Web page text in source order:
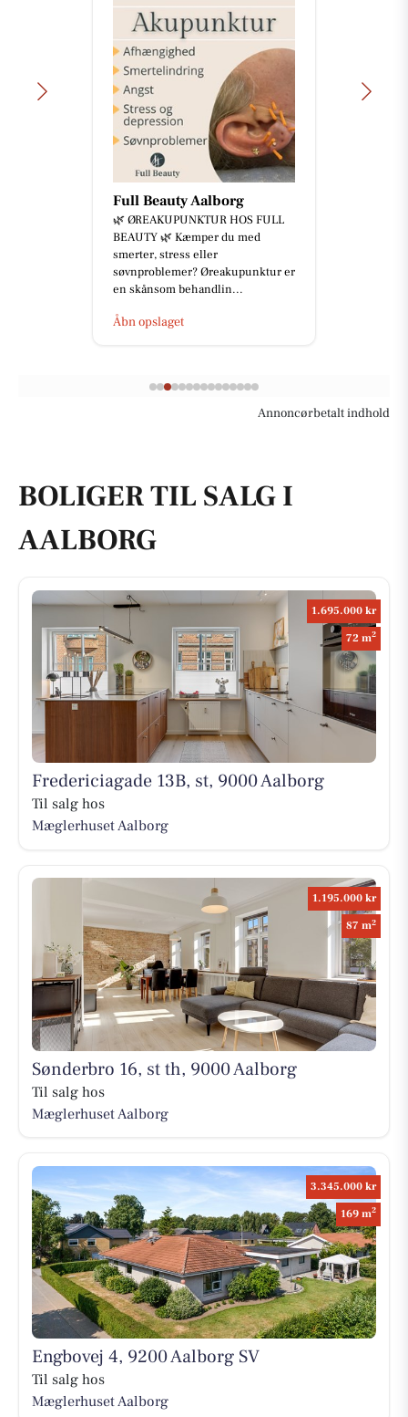
Full Beauty Aalborg
🌿 ØREAKUPUNKTUR HOS FULL
BEAUTY 🌿 Kæmper du med
smerter, stress eller
søvnproblemer? Øreakupunktur er
en skånsom behandlin...
Åbn opslaget
Annoncørbetalt indhold
BOLIGER TIL SALG I
AALBORG
1.695.000 kr
72 m2
Fredericiagade 13B, st, 9000 Aalborg
Til salg hos
Mæglerhuset Aalborg
1.195.000 kr
87 m2
Sønderbro 16, st th, 9000 Aalborg
Til salg hos
Mæglerhuset Aalborg
3.345.000 kr
169 m2
Engbovej 4, 9200 Aalborg SV
Til salg hos
Mæglerhuset Aalborg